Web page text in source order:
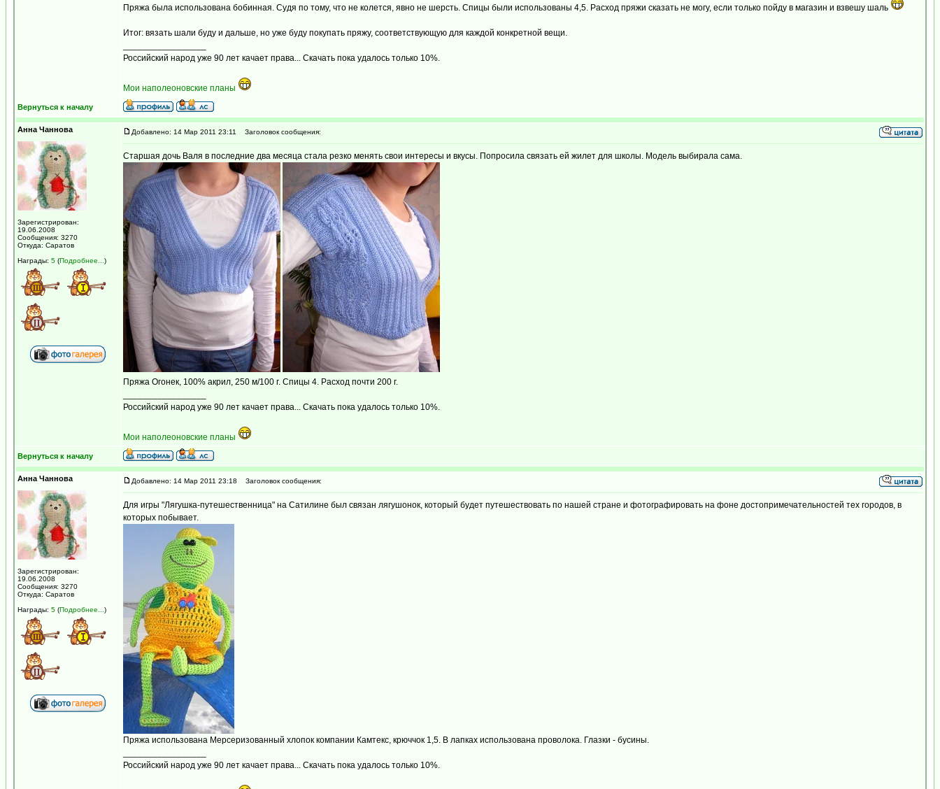
Пряжа была использована бобинная. Судя по тому, что не колется, явно не шерсть. Спицы были использованы 4,5. Расход пряжи сказать не могу, если только пойду в магазин и взвешу шаль
Итог: вязать шали буду и дальше, но уже буду покупать пряжу, соответствующую для каждой конкретной вещи.
Российский народ уже 90 лет качает права... Скачать пока удалось только 10%.
Мои наполеоновские планы
Вернуться к началу
Анна Чаннова
Зарегистрирован:
19.06.2008
Сообщения: 3270
Откуда: Саратов
Награды: 5 (Подробнее... )
Добавлено: 14 Мар 2011 23:11 Заголовок сообщения:
Старшая дочь Валя в последние два месяца стала резко менять свои интересы и вкусы. Попросила связать ей жилет для школы. Модель выбирала сама.
Пряжа Огонек, 100% акрил, 250 м/100 г. Спицы 4. Расход почти 200 г.
Российский народ уже 90 лет качает права... Скачать пока удалось только 10%.
Мои наполеоновские планы
Вернуться к началу
Анна Чаннова
Зарегистрирован:
19.06.2008
Сообщения: 3270
Откуда: Саратов
Награды: 5 (Подробнее... )
Добавлено: 14 Мар 2011 23:18 Заголовок сообщения:
Для игры "Лягушка-путешественница" на Сатилине был связан лягушонок, который будет путешествовать по нашей стране и фотографировать на фоне достопримечательностей тех городов, в
которых побывает.
Пряжа использована Мерсеризованный хлопок компании Камтекс, крюччок 1,5. В лапках использована проволока. Глазки - бусины.
Российский народ уже 90 лет качает права... Скачать пока удалось только 10%.